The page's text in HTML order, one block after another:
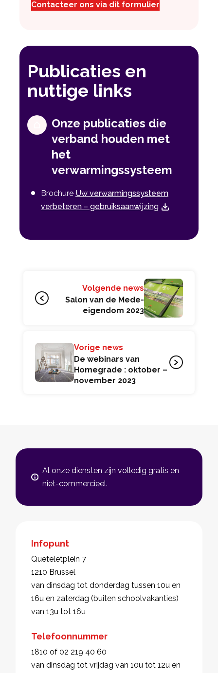
Contacteer ons via dit formulier
Publicaties en
nuttige links
Onze publicaties die
verband houden met
het
verwarmingssysteem
Brochure Uw verwarmingssysteem
verbeteren – gebruiksaanwijzing
Volgende news
Salon van de Mede-
eigendom 2023
Vorige news
De webinars van
Homegrade : oktober –
november 2023
Al onze diensten zijn volledig gratis en
niet-commercieel.
Infopunt
Queteletplein 7
1210 Brussel
van dinsdag tot donderdag tussen 10u en
16u en zaterdag (buiten schoolvakanties)
van 13u tot 16u
Telefoonnummer
1810 of 02 219 40 60
van dinsdag tot vrijdag van 10u tot 12u en